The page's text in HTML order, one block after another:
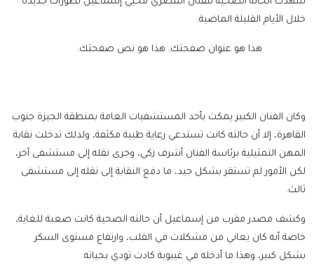
خلال الأيام القليلة الماضية.
هذا هو عنوان صفحتك. هذا هو نص صفحتك.
وكان الفنان الكبير يمكث بأحد المستشفيات العامة بمنطقة الجيزة جنوب
القاهرة، إلا أن حالته كانت تستدعي رعاية طبية مكثفة، ولذلك تدخلت نقابة
المهن التمثيلية برئاسة الفنان أشرف زكي، وجرى نقله إلى مستشفى آخر،
لكن الأمور لم تستقر بشكل جيد، ما دفع النقابة إلى نقله إلى مستشفى
ثالث.
وكشف مصدر مقرب من إسماعيل أن حالته الصحية كانت صعبة للغاية،
خاصة أنه كان يعاني من مشكلات في القلب، وارتفاع مستوى السكر
بشكل كبير، وهذا ما أدخله في غيبوبة كادت تودي بحياته.